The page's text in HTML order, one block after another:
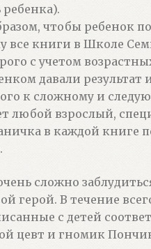
чтобы ребенок
все книги в Школе
с учетом
давали результат
к сложному и
любой взрослый,
в каждой книге
сложно
герой. В течение
с детей
цевт и гномик